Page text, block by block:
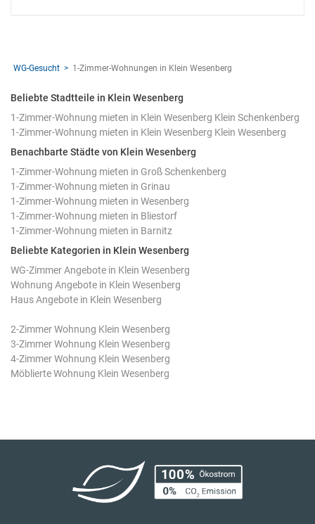
WG-Gesucht 1-Zimmer-Wohnungen in Klein Wesenberg
Beliebte Stadtteile in Klein Wesenberg
1-Zimmer-Wohnung mieten in Klein Wesenberg Klein Schenkenberg
1-Zimmer-Wohnung mieten in Klein Wesenberg Klein Wesenberg
Benachbarte Städte von Klein Wesenberg
1-Zimmer-Wohnung mieten in Groß Schenkenberg
1-Zimmer-Wohnung mieten in Grinau
1-Zimmer-Wohnung mieten in Wesenberg
1-Zimmer-Wohnung mieten in Bliestorf
1-Zimmer-Wohnung mieten in Barnitz
Beliebte Kategorien in Klein Wesenberg
WG-Zimmer Angebote in Klein Wesenberg
Wohnung Angebote in Klein Wesenberg
Haus Angebote in Klein Wesenberg
2-Zimmer Wohnung Klein Wesenberg
3-Zimmer Wohnung Klein Wesenberg
4-Zimmer Wohnung Klein Wesenberg
Möblierte Wohnung Klein Wesenberg